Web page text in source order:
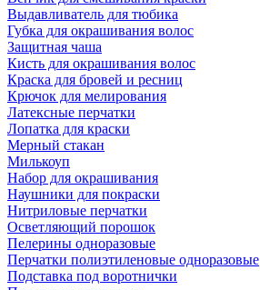
Выдавливатель для тюбика
Губка для окрашивания волос
Защитная чаша
Кисть для окрашивания волос
Краска для бровей и ресниц
Крючок для мелирования
Латексные перчатки
Лопатка для краски
Мерный стакан
Милькоуп
Набор для окрашивания
Наушники для покраски
Нитриловые перчатки
Осветляющий порошок
Пелерины одноразовые
Перчатки полиэтиленовые одноразовые
Подставка под воротнички